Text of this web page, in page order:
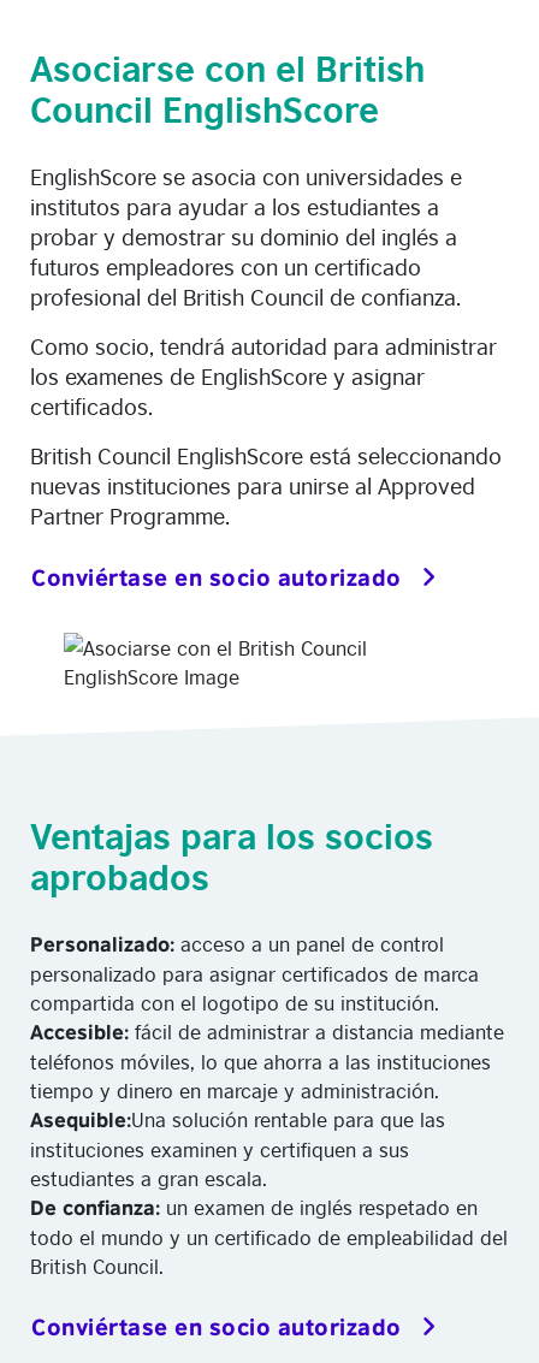
Asociarse con el British
Council EnglishScore
EnglishScore se asocia con universidades e
institutos para ayudar a los estudiantes a
probar y demostrar su dominio del inglés a
futuros empleadores con un certificado
profesional del British Council de confianza.
Como socio, tendrá autoridad para administrar
los examenes de EnglishScore y asignar
certificados.
British Council EnglishScore está seleccionando
nuevas instituciones para unirse al Approved
Partner Programme.
Conviértase en socio autorizado
Ventajas para los socios
aprobados
Personalizado: acceso a un panel de control
personalizado para asignar certificados de marca
compartida con el logotipo de su institución.
Accesible: fácil de administrar a distancia mediante
teléfonos móviles, lo que ahorra a las instituciones
tiempo y dinero en marcaje y administración.
Asequible:Una solución rentable para que las
instituciones examinen y certifiquen a sus
estudiantes a gran escala.
De confianza: un examen de inglés respetado en
todo el mundo y un certificado de empleabilidad del
British Council.
Conviértase en socio autorizado